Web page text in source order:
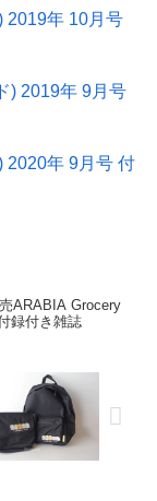
2019年 10月号
) 2019年 9月号
2020年 9月号 付
ARABIA Grocery
録付き雑誌